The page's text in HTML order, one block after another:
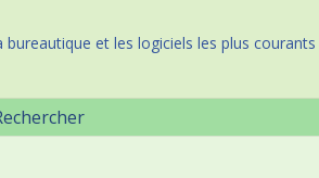
et les logiciels les plus courants